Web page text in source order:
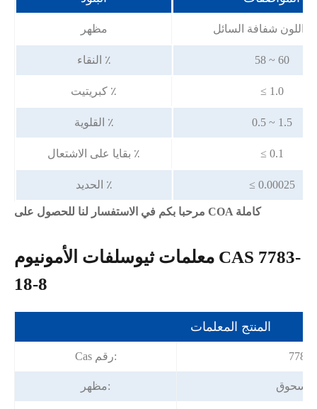
مظهر اللون شفافة السائل
النقاء ٪ 58 ~ 60
كبريتيت ٪ ≤ 1.0
القلوية ٪ 0.5 ~ 1.5
بقايا على الاشتعال ٪ ≤ 0.1
الحديد ٪ ≤ 0.00025
مرحبا بكم في الاستفسار لنا للحصول على COA كاملة
معلمات ثيوسلفات الأمونيوم CAS 7783-
18-8
المنتج المعلمات
Cas رقم:
مظهر: مسحوق